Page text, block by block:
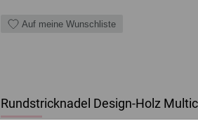
Auf meine Wunschliste
Rundstricknadel Design-Holz
Rundstricknadel Design-Holz Multicolor